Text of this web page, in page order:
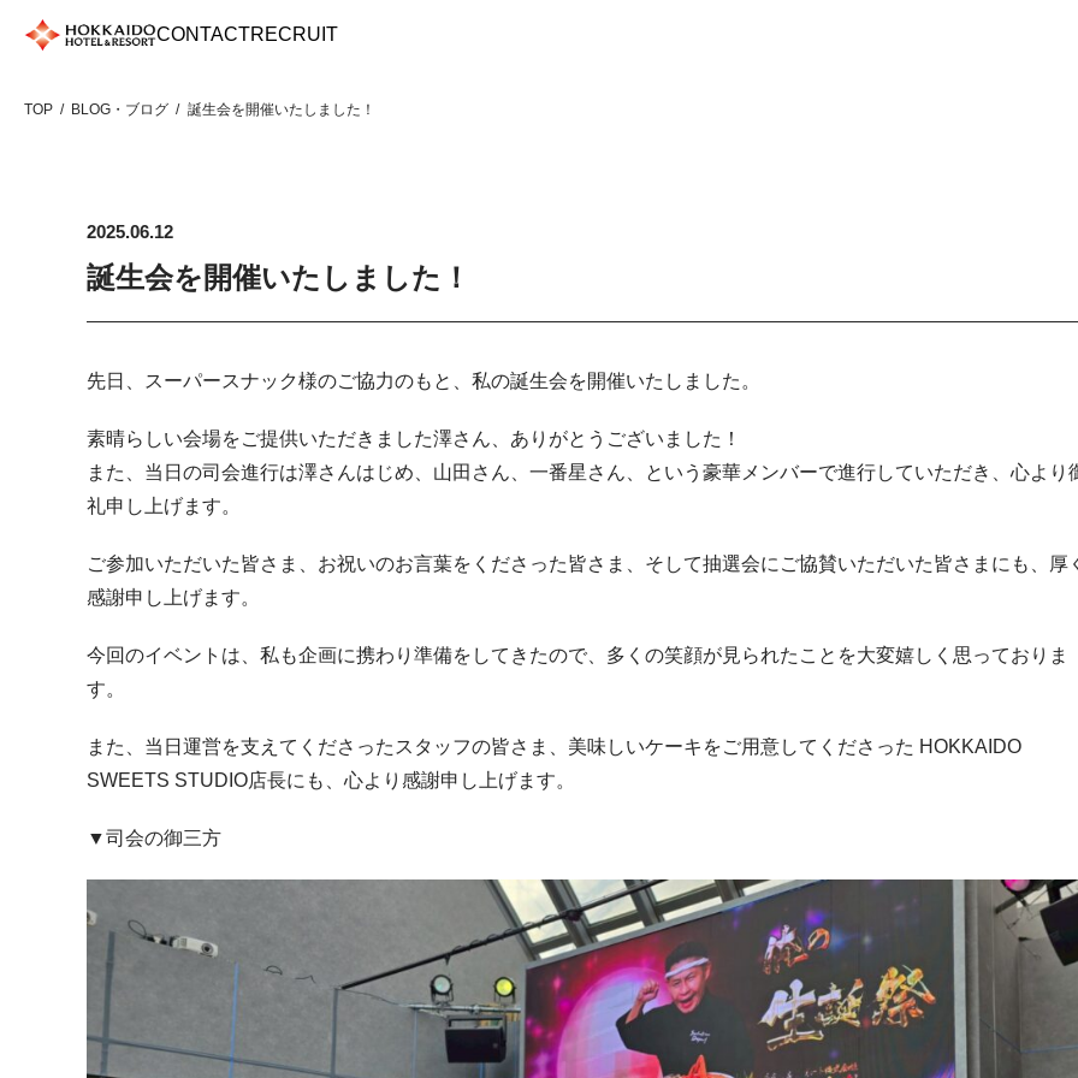
CONTACTRECRUIT
TOP BLOG・ブログ 誕生会を開催いたしました！
2025.06.12
誕生会を開催いたしました！
先日、スーパースナック様のご協力のもと、私の誕生会を開催いたしました。
素晴らしい会場をご提供いただきました澤さん、ありがとうございました！
また、当日の司会進行は澤さんはじめ、山田さん、一番星さん、という豪華メンバーで進行していただき、心より
礼申し上げます。
ご参加いただいた皆さま、お祝いのお言葉をくださった皆さま、そして抽選会にご協賛いただいた皆さまにも、厚
感謝申し上げます。
今回のイベントは、私も企画に携わり準備をしてきたので、多くの笑顔が見られたことを大変嬉しく思っておりま
す。
また、当日運営を支えてくださったスタッフの皆さま、美味しいケーキをご用意してくださった HOKKAIDO
SWEETS STUDIO店長にも、心より感謝申し上げます。
▼司会の御三方